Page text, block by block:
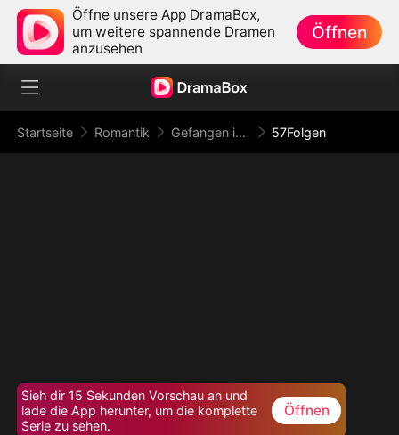
Öffne unsere App DramaBox,
um weitere spannende Dramen
anzusehen
Öffnen
Startseite Romantik Gefangen in der Verführung 57Folgen
Sieh dir 15 Sekunden Vorschau an und
lade die App herunter, um die komplette
Serie zu sehen.
Öffnen